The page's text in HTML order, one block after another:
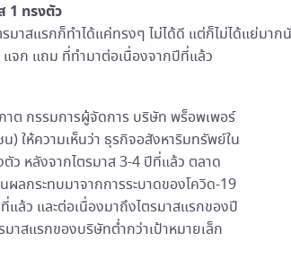
1 ทรงตัว
รมาสแรกก็ทำได้แค่ทรงๆ ไม่ได้ดี แต่ก็ไม่ได้แย่มา
แจก แถม ที่ทำมาต่อเนื่องจากปีที่แล้ว
ต กรรมการผู้จัดการ บริษัท พร็อพเพอร์
) ให้ความเห็นว่า ธุรกิจอสังหาริมทรัพย์ใน
ตัว หลังจากไตรมาส 3-4 ปีที่แล้ว ตลาด
ผลกระทบมาจากการระบาดของโควิด-19
ล้ว และต่อเนื่องมาถึงไตรมาสแรกของปี
าสแรกของบริษัทต่ำกว่าเป้าหมายเล็ก